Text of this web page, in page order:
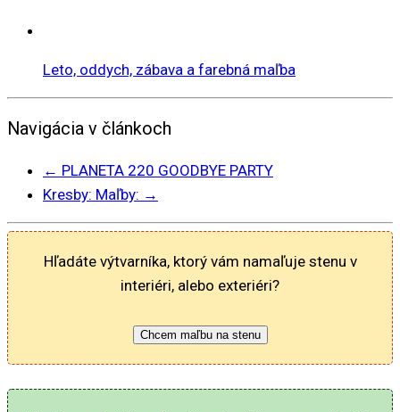
Leto, oddych, zábava a farebná maľba
Navigácia v článkoch
← PLANETA 220 GOODBYE PARTY
Kresby: Maľby: →
Hľadáte výtvarníka, ktorý vám namaľuje stenu v
interiéri, alebo exteriéri?
Chcem maľbu na stenu